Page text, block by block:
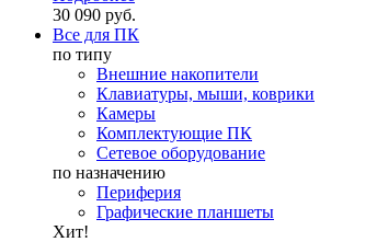
30 090 руб.
Все для ПК
по типу
Внешние накопители
Клавиатуры, мыши, коврики
Камеры
Комплектующие ПК
Сетевое оборудование
по назначению
Периферия
Графические планшеты
Хит!